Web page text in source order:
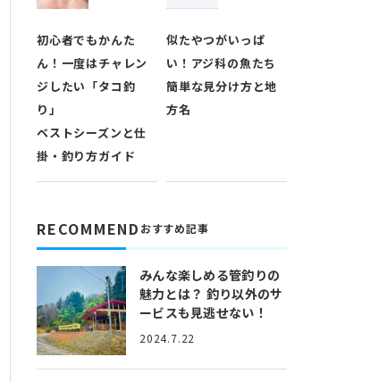
初心者でもかんた
ん！一度はチャレン
ジしたい「タコ釣
り」
ベストシーズンと仕
掛・釣り方ガイド
似たやつがいっぱ
い！アジ科の魚たち
簡単な見分け方と地
方名
RECOMMEND おすすめ記事
みんな楽しめる管釣りの
魅力とは？ 釣り以外のサ
ービスも見逃せない！
2024.7.22